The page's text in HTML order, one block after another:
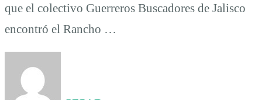
que el colectivo Guerreros Buscadores de Jalisco
encontró el Rancho …